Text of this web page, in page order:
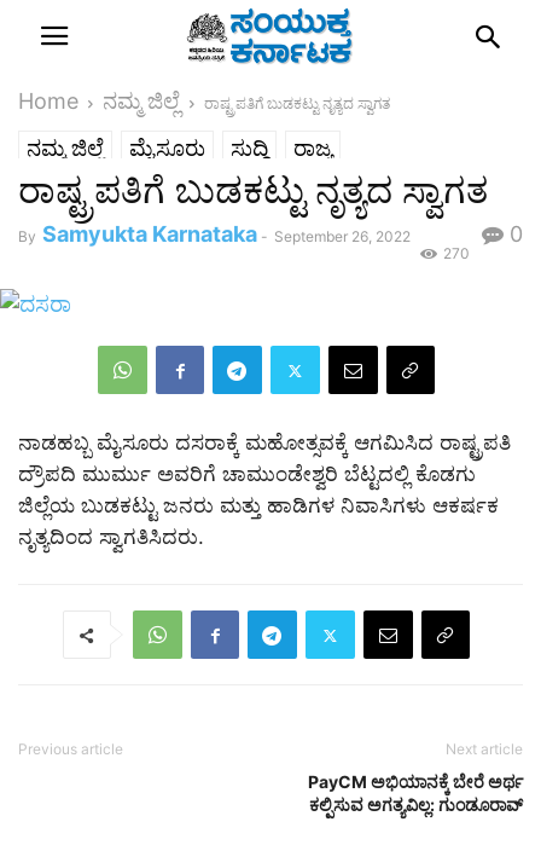
Home ನಮ್ಮ ಜಿಲ್ಲೆ ರಾಷ್ಟ್ರಪತಿಗೆ ಬುಡಕಟ್ಟು ನೃತ್ಯದ ಸ್ವಾಗತ
ನಮ್ಮ ಜಿಲ್ಲೆ ಮೈಸೂರು ಸುದ್ದಿ ರಾಜ್ಯ
ರಾಷ್ಟ್ರಪತಿಗೆ ಬುಡಕಟ್ಟು ನೃತ್ಯದ ಸ್ವಾಗತ
By Samyukta Karnataka - September 26, 2022 0
270
ನಾಡಹಬ್ಬ ಮೈಸೂರು ದಸರಾಕ್ಕೆ ಮಹೋತ್ಸವಕ್ಕೆ ಆಗಮಿಸಿದ ರಾಷ್ಟ್ರಪತಿ
ದ್ರೌಪದಿ ಮುರ್ಮು ಅವರಿಗೆ ಚಾಮುಂಡೇಶ್ವರಿ ಬೆಟ್ಟದಲ್ಲಿ ಕೊಡಗು
ಜಿಲ್ಲೆಯ ಬುಡಕಟ್ಟು ಜನರು ಮತ್ತು ಹಾಡಿಗಳ ನಿವಾಸಿಗಳು ಆಕರ್ಷಕ
ನೃತ್ಯದಿಂದ ಸ್ವಾಗತಿಸಿದರು.
Previous article Next article
PayCM ಅಭಿಯಾನಕ್ಕೆ ಬೇರೆ ಅರ್ಥ
ಕಲ್ಪಿಸುವ ಅಗತ್ಯವಿಲ್ಲ: ಗುಂಡೂರಾವ್‌